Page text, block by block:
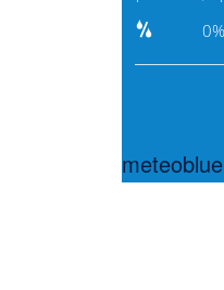
meteoblue